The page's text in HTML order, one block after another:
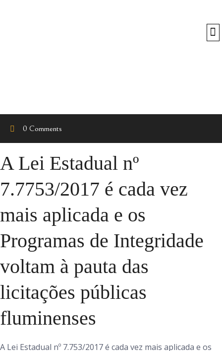
0 Comments
A Lei Estadual nº
7.7753/2017 é cada vez
mais aplicada e os
Programas de Integridade
voltam à pauta das
licitações públicas
fluminenses
A Lei Estadual nº 7.753/2017 é cada vez mais aplicada e os